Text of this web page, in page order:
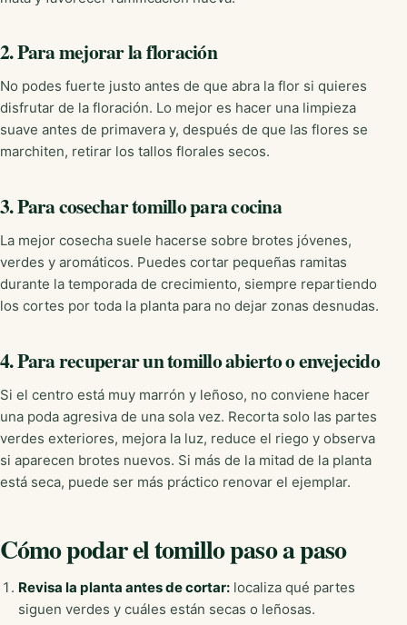
2. Para mejorar la floración
No podes fuerte justo antes de que abra la flor si quieres
disfrutar de la floración. Lo mejor es hacer una limpieza
suave antes de primavera y, después de que las flores se
marchiten, retirar los tallos florales secos.
3. Para cosechar tomillo para cocina
La mejor cosecha suele hacerse sobre brotes jóvenes,
verdes y aromáticos. Puedes cortar pequeñas ramitas
durante la temporada de crecimiento, siempre repartiendo
los cortes por toda la planta para no dejar zonas desnudas.
4. Para recuperar un tomillo abierto o envejecido
Si el centro está muy marrón y leñoso, no conviene hacer
una poda agresiva de una sola vez. Recorta solo las partes
verdes exteriores, mejora la luz, reduce el riego y observa
si aparecen brotes nuevos. Si más de la mitad de la planta
está seca, puede ser más práctico renovar el ejemplar.
Cómo podar el tomillo paso a paso
Revisa la planta antes de cortar:localiza qué partes
siguen verdes y cuáles están secas o leñosas.